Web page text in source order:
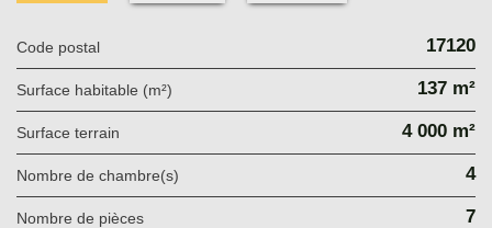
Code postal 17120
Surface habitable (m²) 137 m²
surface terrain 4 000 m²
Nombre de chambre(s) 4
Nombre de pièces 7